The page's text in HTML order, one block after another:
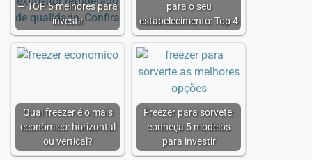
— TOP 5 melhores para
investir
para o seu
estabelecimento: Top 4
Qual freezer é o mais
econômico: horizontal
ou vertical?
Freezer para sorvete:
conheça 5 modelos
para investir